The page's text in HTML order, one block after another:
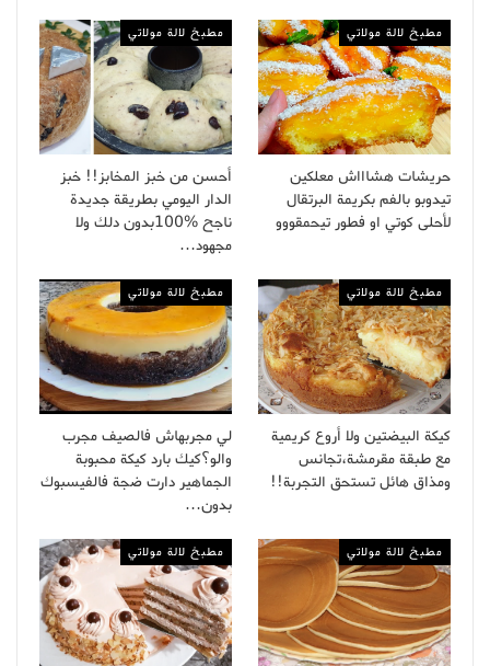
مطبخ لالة مولاتي
حريشات هشاااش معلكين
تيدوبو بالفم بكريمة البرتقال
لأحلى كوتي او فطور تيحمقووو
مطبخ لالة مولاتي
أحسن من خبز المخابز!! خبز
الدار اليومي بطريقة جديدة
ناجح %100بدون دلك ولا
مجهود…
مطبخ لالة مولاتي
كيكة البيضتين ولا أروع كريمية
مع طبقة مقرمشة،تجانس
ومذاق هائل تستحق التجربة!!
مطبخ لالة مولاتي
لي مجربهاش فالصيف مجرب
والو؟كيك بارد كيكة محبوبة
الجماهير دارت ضجة فالفيسبوك
بدون…
مطبخ لالة مولاتي مطبخ لالة مولاتي